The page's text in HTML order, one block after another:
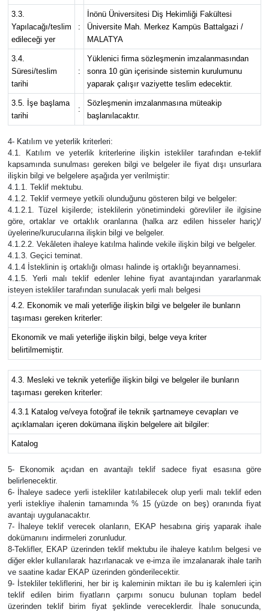
3.3.
Yapılacağı/teslim
edileceği yer
:
İnönü Üniversitesi Diş Hekimliği Fakültesi
Üniversite Mah. Merkez Kampüs Battalgazi /
MALATYA
3.4.
Süresi/teslim
tarihi
:
Yüklenici firma sözleşmenin imzalanmasından
sonra 10 gün içerisinde sistemin kurulumunu
yaparak çalışır vaziyette teslim edecektir.
3.5. İşe başlama
tarihi
:
Sözleşmenin imzalanmasına müteakip
başlanılacaktır.
4- Katılım ve yeterlik kriterleri:
4.1. Katılım ve yeterlik kriterlerine ilişkin istekliler tarafından e-teklif
kapsamında sunulması gereken bilgi ve belgeler ile fiyat dışı unsurlara
ilişkin bilgi ve belgelere aşağıda yer verilmiştir:
4.1.1. Teklif mektubu.
4.1.2. Teklif vermeye yetkili olunduğunu gösteren bilgi ve belgeler:
4.1.2.1. Tüzel kişilerde; isteklilerin yönetimindeki görevliler ile ilgisine
göre, ortaklar ve ortaklık oranlarına (halka arz edilen hisseler hariç)/
üyelerine/kurucularına ilişkin bilgi ve belgeler.
4.1.2.2. Vekâleten ihaleye katılma halinde vekile ilişkin bilgi ve belgeler.
4.1.3. Geçici teminat.
4.1.4 İsteklinin iş ortaklığı olması halinde iş ortaklığı beyannamesi.
4.1.5. Yerli malı teklif edenler lehine fiyat avantajından yararlanmak
isteyen istekliler tarafından sunulacak yerli malı belgesi
4.2. Ekonomik ve mali yeterliğe ilişkin bilgi ve belgeler ile bunların
taşıması gereken kriterler:
Ekonomik ve mali yeterliğe ilişkin bilgi, belge veya kriter
belirtilmemiştir.
4.3. Mesleki ve teknik yeterliğe ilişkin bilgi ve belgeler ile bunların
taşıması gereken kriterler:
4.3.1 Katalog ve/veya fotoğraf ile teknik şartnameye cevapları ve
açıklamaları içeren dokümana ilişkin belgelere ait bilgiler:
Katalog
5- Ekonomik açıdan en avantajlı teklif sadece fiyat esasına göre
belirlenecektir.
6- İhaleye sadece yerli istekliler katılabilecek olup yerli malı teklif eden
yerli istekliye ihalenin tamamında % 15 (yüzde on beş) oranında fiyat
avantajı uygulanacaktır.
7- İhaleye teklif verecek olanların, EKAP hesabına giriş yaparak ihale
dokümanını indirmeleri zorunludur.
8-Teklifler, EKAP üzerinden teklif mektubu ile ihaleye katılım belgesi ve
diğer ekler kullanılarak hazırlanacak ve e-imza ile imzalanarak ihale tarih
ve saatine kadar EKAP üzerinden gönderilecektir.
9- İstekliler tekliflerini, her bir iş kaleminin miktarı ile bu iş kalemleri için
teklif edilen birim fiyatların çarpımı sonucu bulunan toplam bedel
üzerinden teklif birim fiyat şeklinde vereceklerdir. İhale sonucunda,